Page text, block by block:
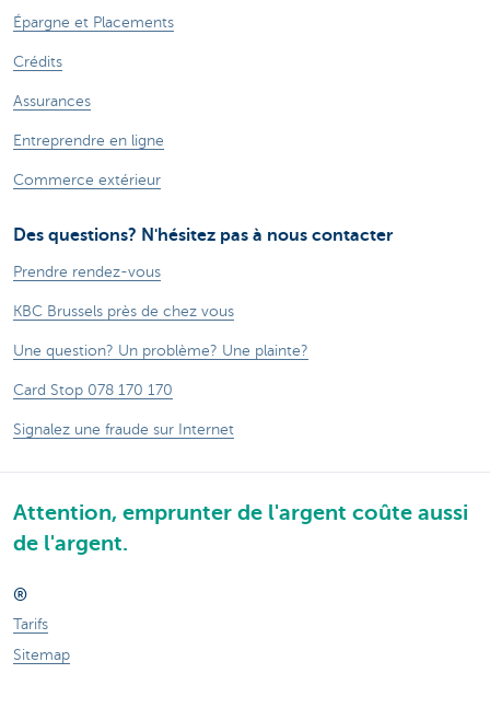
Épargne et Placements
Crédits
Assurances
Entreprendre en ligne
Commerce extérieur
Des questions? N'hésitez pas à nous contacter
Prendre rendez-vous
KBC Brussels près de chez vous
Une question? Un problème? Une plainte?
Card Stop 078 170 170
Signalez une fraude sur Internet
Attention, emprunter de l'argent coûte aussi
de l'argent.
®
Tarifs
Sitemap